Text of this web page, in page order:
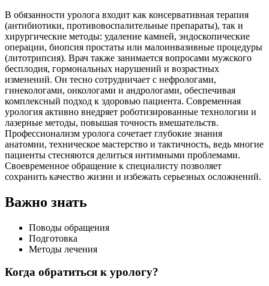
В обязанности уролога входит как консервативная терапия
(антибиотики, противовоспалительные препараты), так и
хирургические методы: удаление камней, эндоскопические
операции, биопсия простаты или малоинвазивные процедуры
(литотрипсия). Врач также занимается вопросами мужского
бесплодия, гормональных нарушений и возрастных
изменений. Он тесно сотрудничает с нефрологами,
гинекологами, онкологами и андрологами, обеспечивая
комплексный подход к здоровью пациента. Современная
урология активно внедряет роботизированные технологии и
лазерные методы, повышая точность вмешательств.
Профессионализм уролога сочетает глубокие знания
анатомии, техническое мастерство и тактичность, ведь многие
пациенты стесняются делиться интимными проблемами.
Своевременное обращение к специалисту позволяет
сохранить качество жизни и избежать серьезных осложнений.
Важно знать
Поводы обращения
Подготовка
Методы лечения
Когда обратиться к урологу?